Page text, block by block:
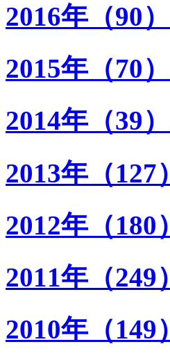
2016年（90）
2015年（70）
2014年（39）
2013年（127）
2012年（180）
2011年（249）
2010年（149）